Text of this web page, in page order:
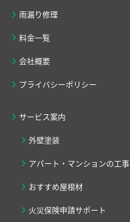
雨漏り修理
料金一覧
会社概要
プライバシーポリシー
サービス案内
外壁塗装
アパート・マンションの工事
おすすめ屋根材
火災保険申請サポート